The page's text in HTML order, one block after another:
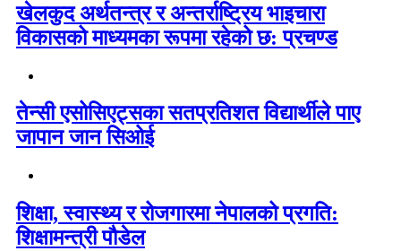
खेलकुद अर्थतन्त्र र अन्तर्राष्ट्रिय भाइचारा
विकासको माध्यमका रूपमा रहेको छ: प्रचण्ड
तेन्सी एसोसिएट्सका सतप्रतिशत विद्यार्थीले पाए
जापान जान सिओई
शिक्षा, स्वास्थ्य र रोजगारमा नेपालको प्रगति:
शिक्षामन्त्री पौडेल